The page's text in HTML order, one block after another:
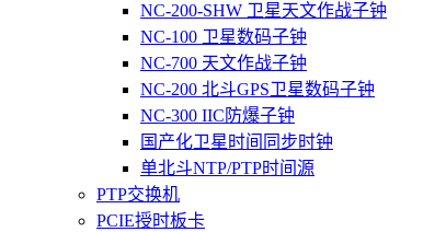
NC-200-SHW 卫星天文作战子钟
NC-100 卫星数码子钟
NC-700 天文作战子钟
NC-200 北斗GPS卫星数码子钟
NC-300 IIC防爆子钟
国产化卫星时间同步时钟
单北斗NTP/PTP时间源
PTP交换机
PCIE授时板卡